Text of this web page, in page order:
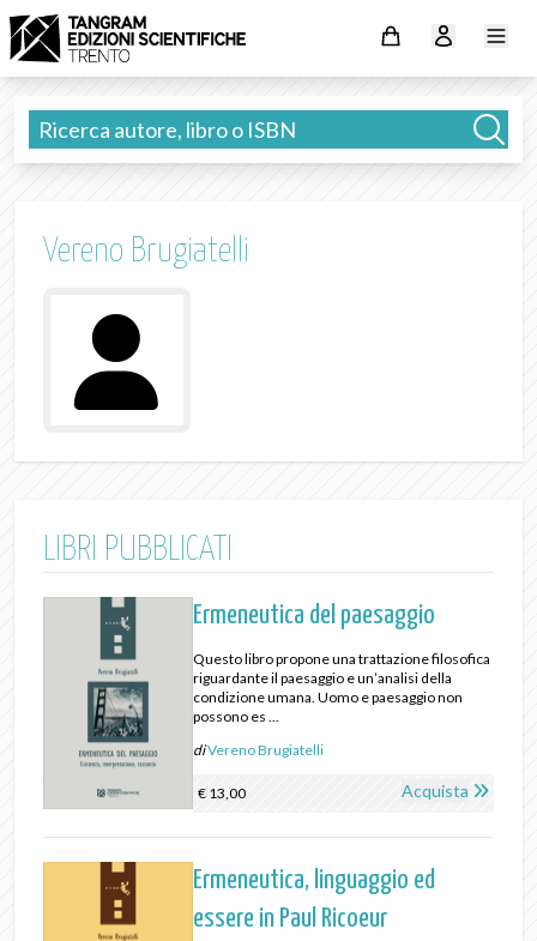
Vereno Brugiatelli
LIBRI PUBBLICATI
Ermeneutica del paesaggio
Questo libro propone una trattazione filosofica
riguardante il paesaggio e un’analisi della
condizione umana. Uomo e paesaggio non
possono es ...
diVereno Brugiatelli
€ 13,00 Acquista
Ermeneutica, linguaggio ed
essere in Paul Ricoeur